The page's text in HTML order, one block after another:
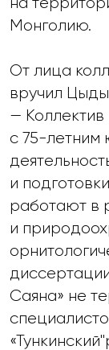
Монголию.
От лица
вручил
— Коллектив
с 75-летним
и
работают в
и
Саяна» не